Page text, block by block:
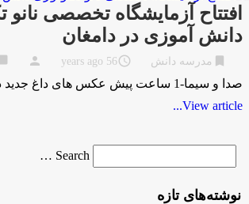
افتتاح آزمایشگاه تخصصی نانو
دانش آموزی در دامغان
مدرسه دانش access_time
56 years ago
person
chat_bubble
صدا و سیما-1 ساعت پیش عکس های داغ جدید دانلود فیلم خارجی
View article...
for
Search …
نوشته‌های تازه